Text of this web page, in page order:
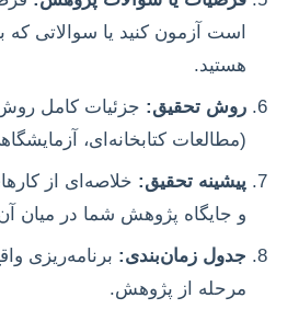
است آزمون کنید یا سوالاتی که
هستید.
روش تحقیق: جزئیات کامل روش
(مطالعات کتابخانه‌ای،
پیشینه تحقیق: خلاصه‌ای از
و جایگاه پژوهش شما در میان
جدول زمان‌بندی: برنامه‌ریزی
مرحله از پژوهش.